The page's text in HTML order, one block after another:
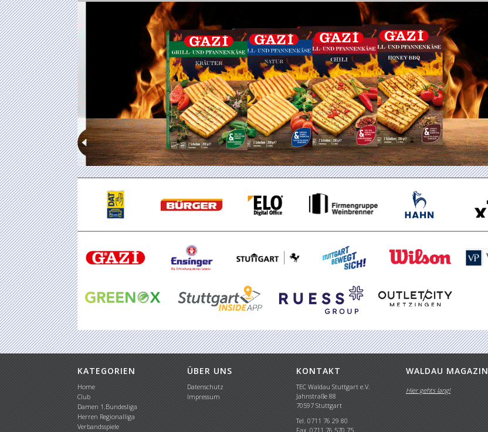
KATEGORIEN
Home
Club
Damen 1.Bundesliga
Herren Regionalliga
Verbandsspiele
ÜBER UNS
Datenschutz
Impressum
KONTAKT
TEC Waldau Stuttgart e.V.
Jahnstraße 88
70597 Stuttgart
Tel. 0711 76 29 80
Fax. 0711 76 570 75
WALDAU MAGAZIN
Hier gehts lang!